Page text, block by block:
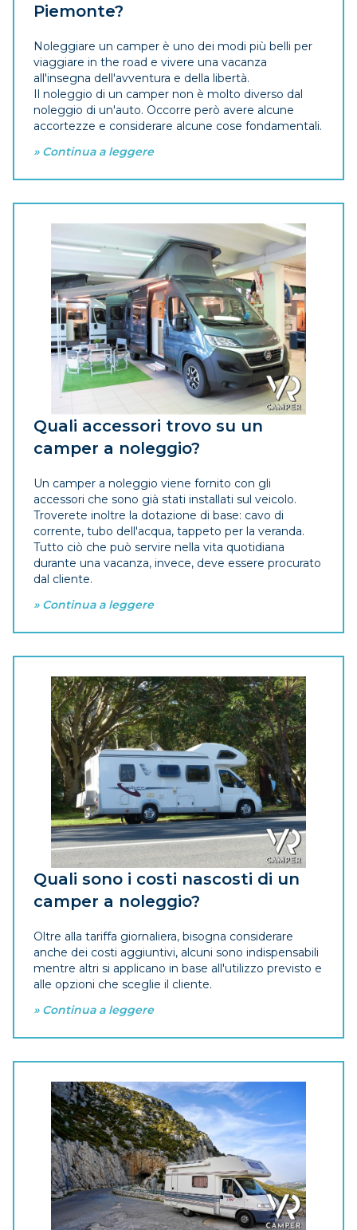
Piemonte?
Noleggiare un camper è uno dei modi più belli per
viaggiare in the road e vivere una vacanza
all'insegna dell'avventura e della libertà.
Il noleggio di un camper non è molto diverso dal
noleggio di un'auto. Occorre però avere alcune
accortezze e considerare alcune cose fondamentali.
» Continua a leggere
Quali accessori trovo su un
camper a noleggio?
Un camper a noleggio viene fornito con gli
accessori che sono già stati installati sul veicolo.
Troverete inoltre la dotazione di base: cavo di
corrente, tubo dell'acqua, tappeto per la veranda.
Tutto ciò che può servire nella vita quotidiana
durante una vacanza, invece, deve essere procurato
dal cliente.
» Continua a leggere
Quali sono i costi nascosti di un
camper a noleggio?
Oltre alla tariffa giornaliera, bisogna considerare
anche dei costi aggiuntivi, alcuni sono indispensabili
mentre altri si applicano in base all'utilizzo previsto e
alle opzioni che sceglie il cliente.
» Continua a leggere